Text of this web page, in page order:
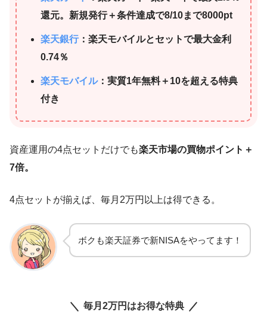
還元。新規発行＋条件達成で8/10まで8000pt
楽天銀行：楽天モバイルとセットで最大金利
0.74％
楽天モバイル：実質1年無料＋10を超える特典
付き
資産運用の4点セットだけでも楽天市場の買物ポイント＋
7倍。
4点セットが揃えば、毎月2万円以上は得できる。
ボクも楽天証券で新NISAをやってます！
毎月2万円はお得な特典